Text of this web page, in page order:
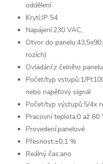
oddělení
Krytí:IP 54
Napájení:230 VAC,
Otvor do panelu:
rozích)
Ovládání:z čelního
Počet/typ vstupů:1/
nebo napěťový signál
Počet/typ výstupů:5/4x
Pracovní teplota:0 až 60
Provedení:panelové
Přesnost:±0,1 %
Reálný čas:ano